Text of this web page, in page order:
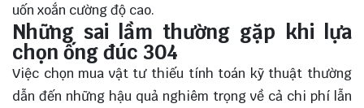
uốn xoắn cường độ cao.
Những sai lầm thường gặp khi lựa
chọn ống đúc 304
Việc chọn mua vật tư thiếu tính toán kỹ thuật thường
dẫn đến những hậu quả nghiêm trọng về cả chi phí lẫn